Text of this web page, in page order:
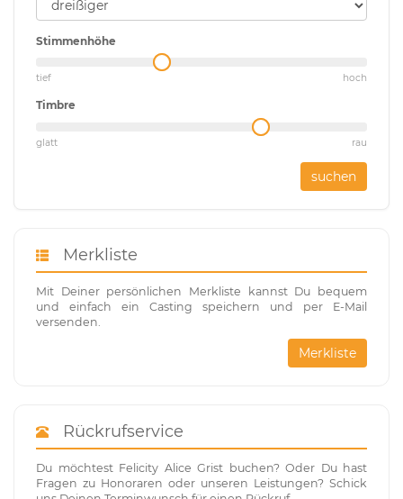
Stimmenhöhe
tief hoch
Timbre
glatt rau
suchen
Merkliste
Mit Deiner persönlichen Merkliste kannst Du bequem
und einfach ein Casting speichern und per E-Mail
versenden.
Merkliste
Rückrufservice
Du möchtest Felicity Alice Grist buchen? Oder Du hast
Fragen zu Honoraren oder unseren Leistungen? Schick